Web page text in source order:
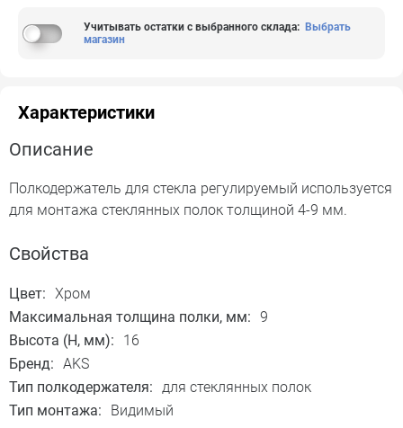
Учитывать остатки с выбранного склада: Выбрать
магазин
Характеристики
Описание
Полкодержатель для стекла регулируемый используется
для монтажа стеклянных полок толщиной 4-9 мм.
Свойства
Цвет: Хром
Максимальная толщина полки, мм: 9
Высота (H, мм):
16
Бренд: AKS
Тип полкодержателя: для стеклянных полок
Тип монтажа:
Видимый